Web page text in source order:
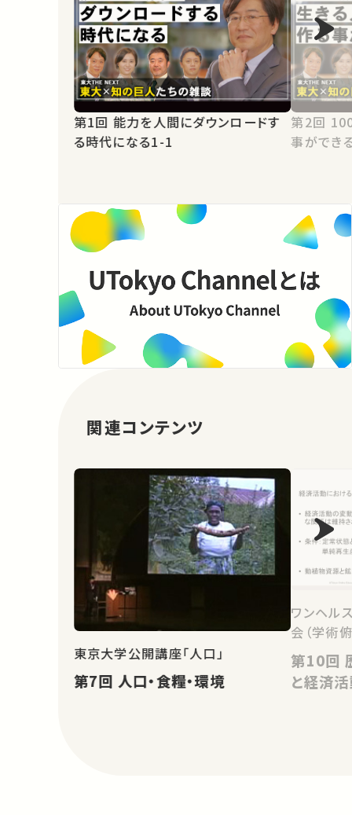
第1回 能力を人間にダウンロードす
る時代になる1-1
第2回 1000歳まで生きる人間を作る
事ができ
関連コンテンツ
東京大学公開講座「人口」
第7回 人口・食糧・環境
ワンヘル
会（学術
第10回 歴史の中の動植物資源
と経済